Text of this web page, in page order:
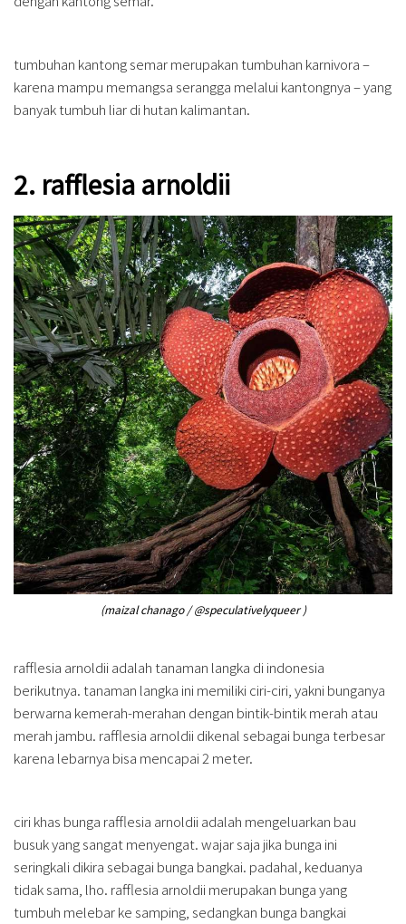
tumbuhan kantong semar merupakan tumbuhan karnivora –
karena mampu memangsa serangga melalui kantongnya – yang
banyak tumbuh liar di hutan kalimantan.
2. rafflesia arnoldii
(maizal chanago / @speculativelyqueer )
rafflesia arnoldii adalah tanaman langka di indonesia
berikutnya. tanaman langka ini memiliki ciri-ciri, yakni bunganya
berwarna kemerah-merahan dengan bintik-bintik merah atau
merah jambu. rafflesia arnoldii dikenal sebagai bunga terbesar
karena lebarnya bisa mencapai 2 meter.
ciri khas bunga rafflesia arnoldii adalah mengeluarkan bau
busuk yang sangat menyengat. wajar saja jika bunga ini
seringkali dikira sebagai bunga bangkai. padahal, keduanya
tidak sama, lho. rafflesia arnoldii merupakan bunga yang
tumbuh melebar ke samping, sedangkan bunga bangkai